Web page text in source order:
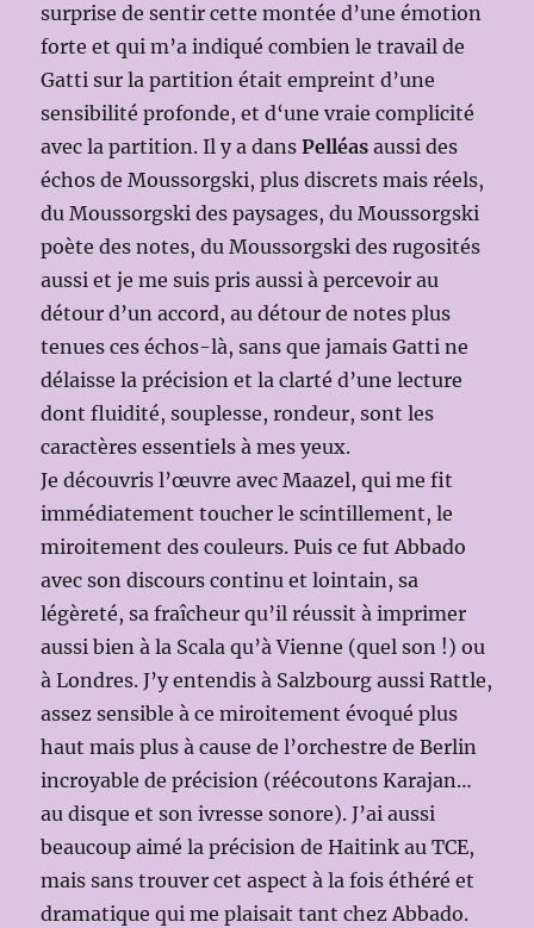
surprise de sentir cette montée d’une émotion
forte et qui m’a indiqué combien le travail de
Gatti sur la partition était empreint d’une
sensibilité profonde, et d‘une vraie complicité
avec la partition. Il y a dansPelléas aussi des
échos de Moussorgski, plus discrets mais réels,
du Moussorgski des paysages, du Moussorgski
poète des notes, du Moussorgski des rugosités
aussi et je me suis pris aussi à percevoir au
détour d’un accord, au détour de notes plus
tenues ces échos-là, sans que jamais Gatti ne
délaisse la précision et la clarté d’une lecture
dont fluidité, souplesse, rondeur, sont les
caractères essentiels à mes yeux.
Je découvris l’œuvre avec Maazel, qui me fit
immédiatement toucher le scintillement, le
miroitement des couleurs. Puis ce fut Abbado
avec son discours continu et lointain, sa
légèreté, sa fraîcheur qu’il réussit à imprimer
aussi bien à la Scala qu’à Vienne (quel son !) ou
à Londres. J’y entendis à Salzbourg aussi Rattle,
assez sensible à ce miroitement évoqué plus
haut mais plus à cause de l’orchestre de Berlin
incroyable de précision (réécoutons Karajan…
au disque et son ivresse sonore). J’ai aussi
beaucoup aimé la précision de Haitink au TCE,
mais sans trouver cet aspect à la fois éthéré et
dramatique qui me plaisait tant chez Abbado.